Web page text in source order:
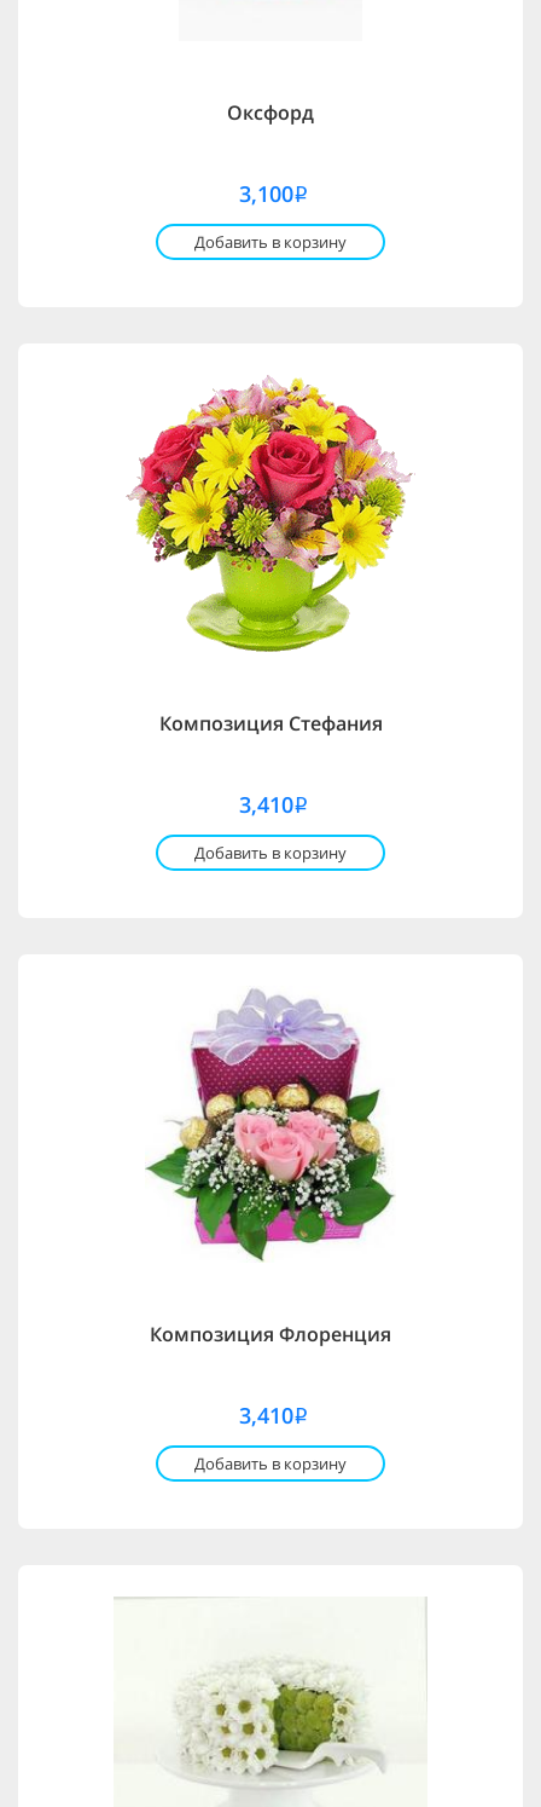
Оксфорд
3,100i
Добавить в корзину
Композиция Стефания
3,410i
Добавить в корзину
Композиция Флоренция
3,410i
Добавить в корзину